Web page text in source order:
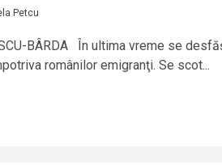
Petcu
BÂRDA În ultima vreme se
românilor emigranţi. Se scot...